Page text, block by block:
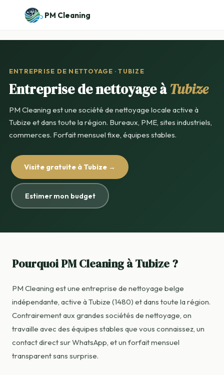
PM Cleaning
ENTREPRISE DE NETTOYAGE · TUBIZE
Entreprise de nettoyage àTubize
PM Cleaning est une société de nettoyage locale active à
Tubize et dans toute la région. Bureaux, PME, sites industriels,
commerces. Forfait mensuel fixe, équipes stables.
Visite gratuite à Tubize →
Estimer mon budget
Pourquoi PM Cleaning à Tubize ?
PM Cleaning est une entreprise de nettoyage belge
indépendante, active à Tubize (1480) et dans toute la région.
Contrairement aux grandes sociétés de nettoyage, on
travaille avec des équipes stables que vous connaissez, un
contact direct sur WhatsApp, et un forfait mensuel
transparent sans surprise.